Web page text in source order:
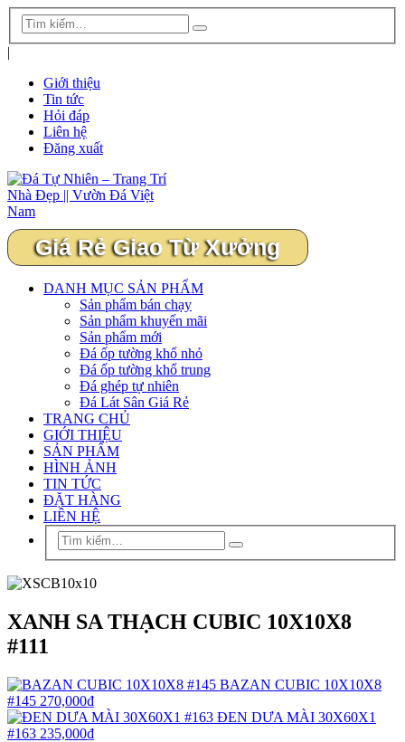
|
Giới thiệu
Tin tức
Hỏi đáp
Liên hệ
Đăng xuất
Giá Rẻ Giao Từ Xưởng
DANH MỤC SẢN PHẨM
Sản phẩm bán chạy
Sản phẩm khuyến mãi
Sản phẩm mới
Đá ốp tường khổ nhỏ
Đá ốp tường khổ trung
Đá ghép tự nhiên
Đá Lát Sân Giá Rẻ
TRANG CHỦ
GIỚI THIỆU
SẢN PHẨM
HÌNH ẢNH
TIN TỨC
ĐẶT HÀNG
LIÊN HỆ
XANH SA THẠCH CUBIC 10X10X8
#111
BAZAN CUBIC 10X10X8
#145 270,000₫
ĐEN DƯA MÀI 30X60X1
#163 235,000₫